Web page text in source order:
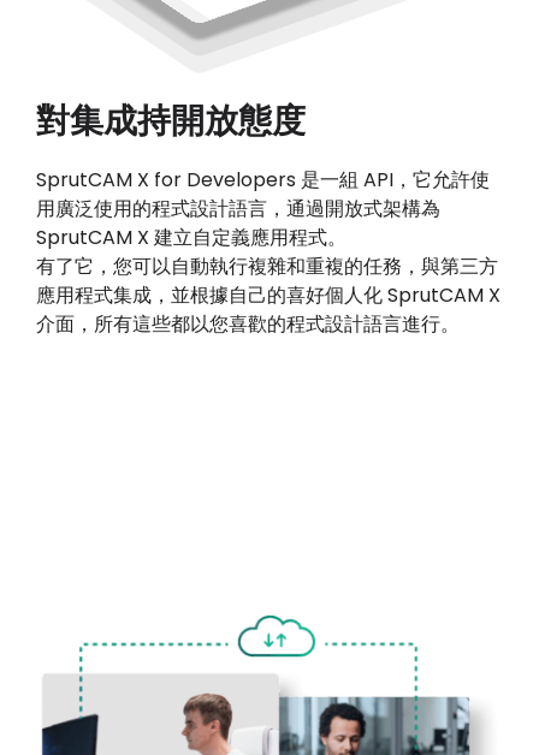
對集成持開放態度
SprutCAM X for Developers 是一組 API，它允許使
用廣泛使用的程式設計語言，通過開放式架構為
SprutCAM X 建立自定義應用程式。
有了它，您可以自動執行複雜和重複的任務，與第三方
應用程式集成，並根據自己的喜好個人化 SprutCAM X
介面，所有這些都以您喜歡的程式設計語言進行。